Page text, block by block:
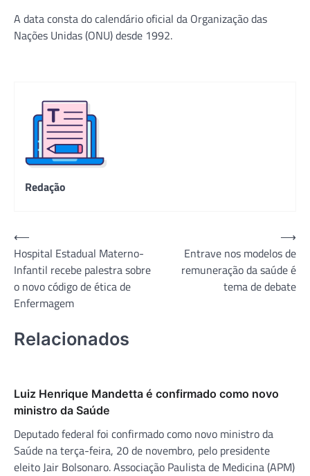
A data consta do calendário oficial da Organização das
Nações Unidas (ONU) desde 1992.
Redação
Navegação
de
Post
⟵
Hospital Estadual Materno-
Infantil recebe palestra sobre
o novo código de ética de
Enfermagem
Entrave nos modelos de
remuneração da saúde é
tema de debate
⟶
Relacionados
Luiz Henrique Mandetta é confirmado como novo
ministro da Saúde
Deputado federal foi confirmado como novo ministro da
Saúde na terça-feira, 20 de novembro, pelo presidente
eleito Jair Bolsonaro. Associação Paulista de Medicina (APM)